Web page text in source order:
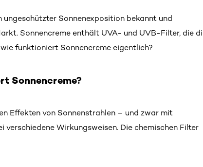
Sonnenexposition bekannt und
Sonnencreme enthält UVA- und UVB-Filter, die
funktioniert Sonnencreme eigentlich?
Sonnencreme?
Effekten von Sonnenstrahlen – und zwar mit
Wirkungsweisen. Die chemischen Filter